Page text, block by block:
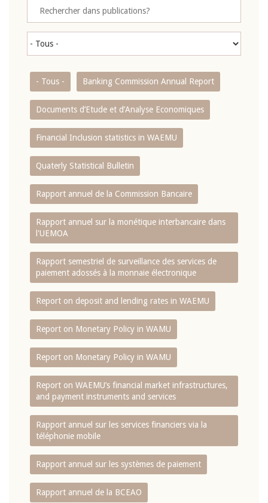
- Tous - Banking Commission Annual Report
Documents d’Etude et d’Analyse Economiques
Financial Inclusion statistics in WAEMU
Quaterly Statistical Bulletin
Rapport annuel de la Commission Bancaire
Rapport annuel sur la monétique interbancaire dans
l'UEMOA
Rapport semestriel de surveillance des services de
paiement adossés à la monnaie électronique
Report on deposit and lending rates in WAEMU
Report on Monetary Policy in WAMU
Report on Monetary Policy in WAMU
Report on WAEMU’s financial market infrastructures,
and payment instruments and services
Rapport annuel sur les services financiers via la
téléphonie mobile
Rapport annuel sur les systèmes de paiement
Rapport annuel de la BCEAO